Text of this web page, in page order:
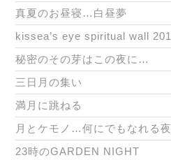
真夏のお昼寝…白昼夢
kissea’s eye spiritual wall 201
秘密のその芽はこの夜に…
三日月の集い
満月に跳ねる
月とケモノ…何にでもなれる夜
23時のGARDEN NIGHT